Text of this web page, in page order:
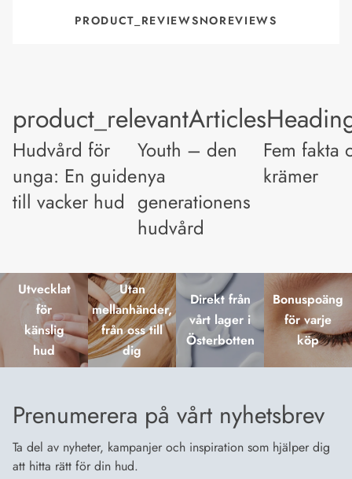
PRODUCT_REVIEWSNOREVIEWS
Hudvård för
unga: En guide
till vacker hud
Youth – den
nya
generationens
hudvård
Fem fakta
krämer
Utvecklat
för
känslig
hud
Utan
mellanhänder,
från oss till
dig
Direkt från
vårt lager i
Österbotten
Bonuspoäng
för varje
köp
Prenumerera på vårt nyhetsbrev
Ta del av nyheter, kampanjer och inspiration som hjälper dig
att hitta rätt för din hud.